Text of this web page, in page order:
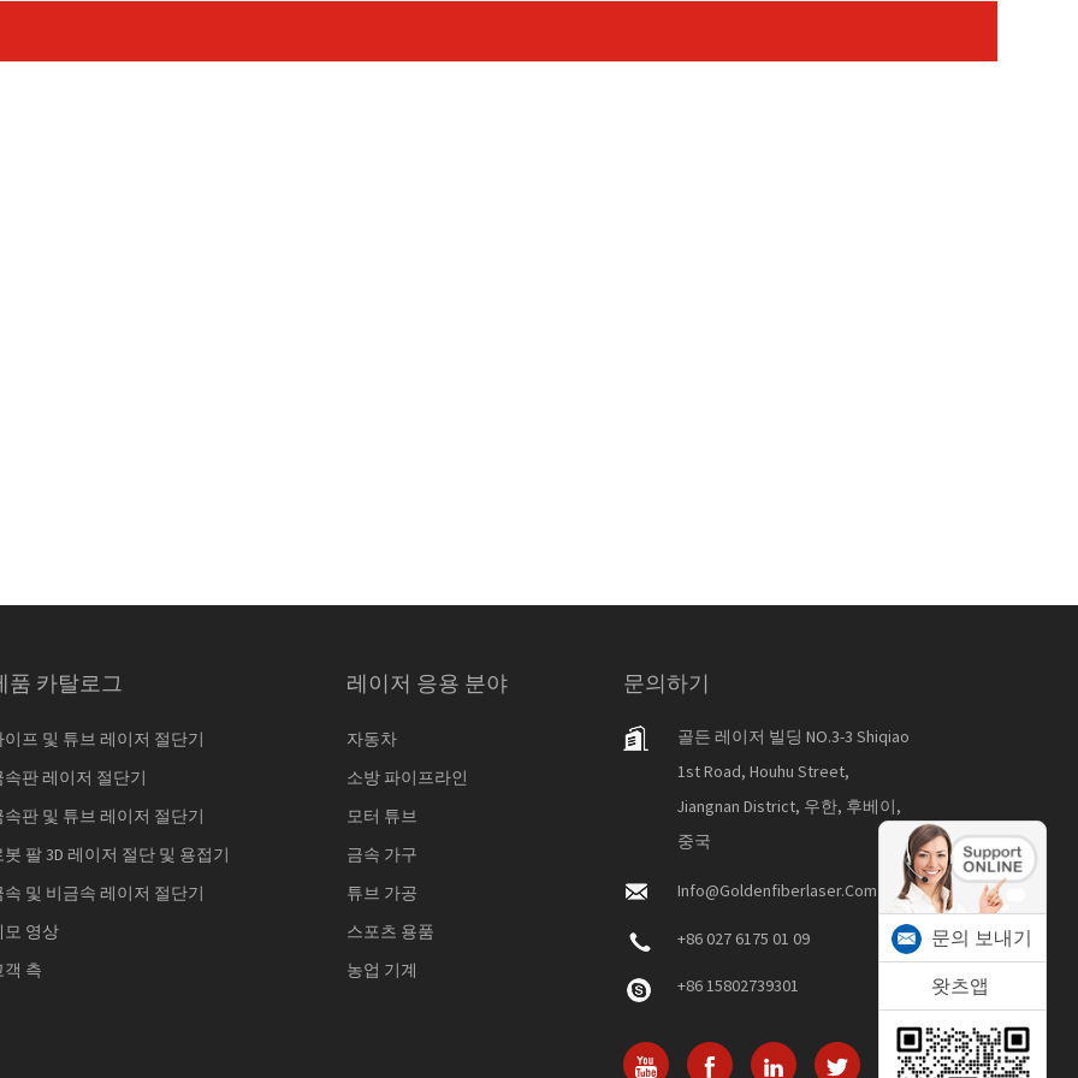
품 카탈로그
이프 및 튜브 레이저 절단기
속판 레이저 절단기
속판 및 튜브 레이저 절단기
봇 팔 3D 레이저 절단 및 용접기
속 및 비금속 레이저 절단기
모 영상
객 측
레이저 응용 분야
자동차
소방 파이프라인
모터 튜브
금속 가구
튜브 가공
스포츠 용품
농업 기계
문의하기
골든 레이저 빌딩 NO.3-3 Shiqiao
1st Road, Houhu Street,
Jiangnan District, 우한, 후베이,
중국
Info@goldenfiberlaser.com
+86 027 6175 01 09
+86 15802739301
문의 보내기
왓츠앱